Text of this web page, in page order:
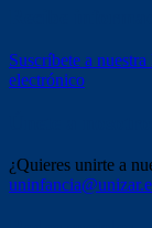
Suscríbete a
electrónico
¿Quieres unirte a